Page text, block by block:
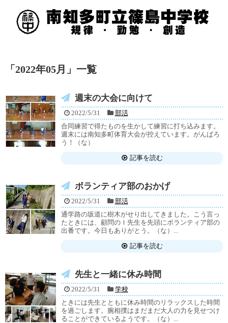
「 2022年05月 」 一覧
週末の大会に向けて
2022/5/31
部活
合同練習で得たものを生かして練習に打ち込みます。
週末には南知多町体育大会が控えています。がんばろ
う！（な）
記事を読む
ボランティア部のおかげ
2022/5/31
部活
通学路の坂道に樹木がせり出してきました。こう言っ
たときには、顧問のＩ先生を先頭にボランティア部の
出番です。今日もありがとう。（な）...
記事を読む
先生と一緒に休み時間
2022/5/31
学校
ときには先生とともに休み時間のリラックスした時間
を過ごします。腕相撲はまだまだ大人の力を見せつけ
ることができているようです。（な）...